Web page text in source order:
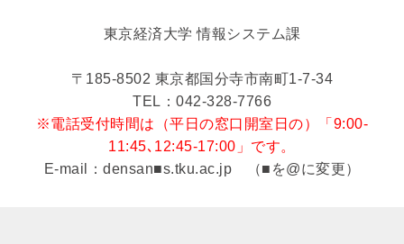
東京経済大学 情報システム課
〒185-8502 東京都国分寺市南町1-7-34
TEL：042-328-7766
※電話受付時間は（平日の窓口開室日の）「9:00-
11:45､12:45-17:00」です。
E-mail：densan■s.tku.ac.jp （■を@に変更）